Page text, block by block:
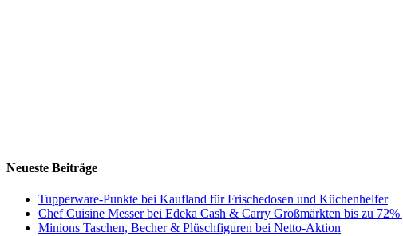
Neueste Beiträge
Tupperware-Punkte bei Kaufland für Frischedosen und Küchenhelfer
Chef Cuisine Messer bei Edeka Cash & Carry Großmärkten bis zu 72%
Minions Taschen, Becher & Plüschfiguren bei Netto-Aktion